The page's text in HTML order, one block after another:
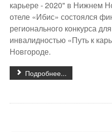
карьере - 2020" в Нижнем
отеле «Ибис» состоялся
регионального конкурса
инвалидностью «Путь к
Новгороде.
Подробнее...